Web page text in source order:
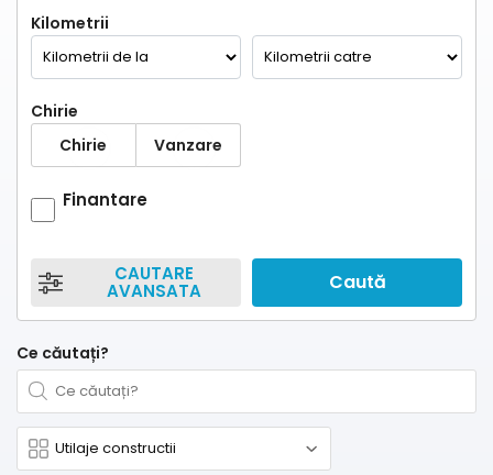
Kilometrii
Chirie
Chirie
Vanzare
Finantare
CAUTARE
AVANSATA Caută
Ce căutați?